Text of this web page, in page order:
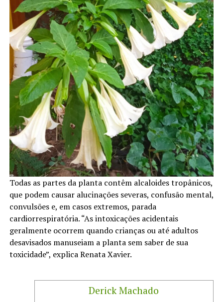
Todas as partes da planta contêm alcaloides tropânicos,
que podem causar alucinações severas, confusão mental,
convulsões e, em casos extremos, parada
cardiorrespiratória. “As intoxicações acidentais
geralmente ocorrem quando crianças ou até adultos
desavisados manuseiam a planta sem saber de sua
toxicidade”, explica Renata Xavier.
Derick Machado